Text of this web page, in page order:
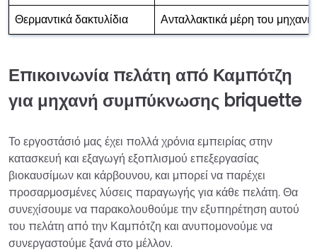
Θερμαντικά δακτυλίδια
Ανταλλακτικά μέρη του
Επικοινωνία πελάτη από Καμπότζη
για μηχανή συμπύκνωσης briquette
Το εργοστάσιό μας έχει πολλά χρόνια εμπειρίας στην
κατασκευή και εξαγωγή εξοπλισμού επεξεργασίας
βιοκαυσίμων και κάρβουνου, και μπορεί να παρέχει
προσαρμοσμένες λύσεις παραγωγής για κάθε πελάτη. Θα
συνεχίσουμε να παρακολουθούμε την εξυπηρέτηση αυτού
του πελάτη από την Καμπότζη και ανυπομονούμε να
συνεργαστούμε ξανά στο μέλλον.